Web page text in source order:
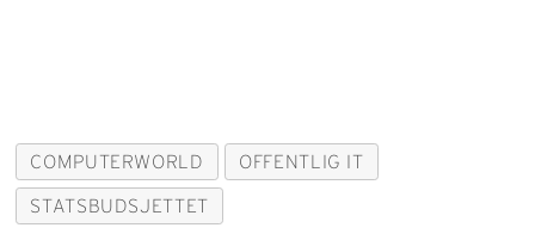
COMPUTERWORLD OFFENTLIG IT
STATSBUDSJETTET